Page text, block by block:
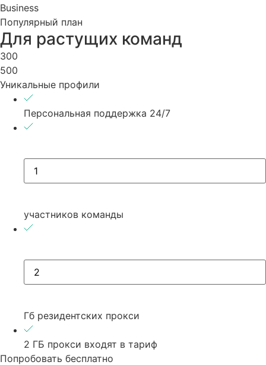
Business
Популярный план
Для растущих команд
300
500
Уникальные профили
Персональная поддержка 24/7
участников команды
Гб резидентских прокси
2 ГБ прокси входят в тариф
Попробовать бесплатно